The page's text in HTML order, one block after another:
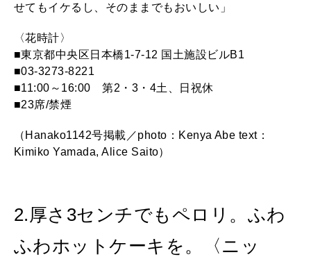
せてもイケるし、そのままでもおいしい」
〈花時計〉
■東京都中央区日本橋1-7-12 国土施設ビルB1
■03-3273-8221
■11:00～16:00 第2・3・4土、日祝休
■23席/禁煙
（Hanako1142号掲載／photo：Kenya Abe text：
Kimiko Yamada, Alice Saito）
2.厚さ3センチでもペロリ。ふわ
ふわホットケーキを。〈ニッ